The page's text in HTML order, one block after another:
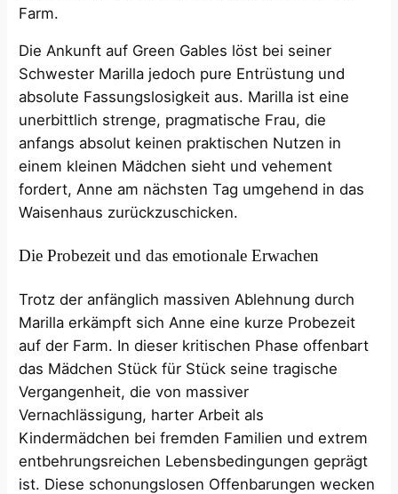
Farm.
Die Ankunft auf Green Gables löst bei seiner
Schwester Marilla jedoch pure Entrüstung und
absolute Fassungslosigkeit aus. Marilla ist eine
unerbittlich strenge, pragmatische Frau, die
anfangs absolut keinen praktischen Nutzen in
einem kleinen Mädchen sieht und vehement
fordert, Anne am nächsten Tag umgehend in das
Waisenhaus zurückzuschicken.
Die Probezeit und das emotionale Erwachen
Trotz der anfänglich massiven Ablehnung durch
Marilla erkämpft sich Anne eine kurze Probezeit
auf der Farm. In dieser kritischen Phase offenbart
das Mädchen Stück für Stück seine tragische
Vergangenheit, die von massiver
Vernachlässigung, harter Arbeit als
Kindermädchen bei fremden Familien und extrem
entbehrungsreichen Lebensbedingungen geprägt
ist. Diese schonungslosen Offenbarungen wecken